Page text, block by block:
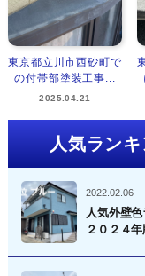
東京都立川市西砂町で
の付帯部塗装工事...
2025.04.21
人気ラン
2022.02.06
人気外壁
２０２４